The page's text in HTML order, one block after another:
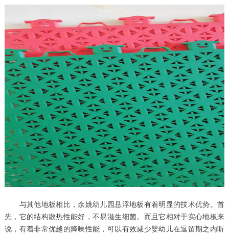
与其他地板相比，余姚幼儿园悬浮地板有着明显的技术优势。首
先，它的结构散热性能好，不易滋生细菌。而且它相对于实心地板来
说，有着非常优越的降噪性能，可以有效减少婴幼儿在逗留期之内听